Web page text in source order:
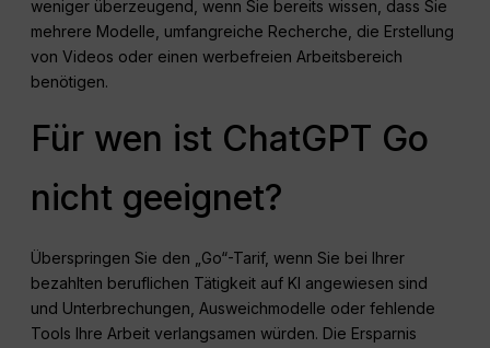
weniger überzeugend, wenn Sie bereits wissen, dass Sie
mehrere Modelle, umfangreiche Recherche, die Erstellung
von Videos oder einen werbefreien Arbeitsbereich
benötigen.
Für wen ist ChatGPT Go
nicht geeignet?
Überspringen Sie den „Go“-Tarif, wenn Sie bei Ihrer
bezahlten beruflichen Tätigkeit auf KI angewiesen sind
und Unterbrechungen, Ausweichmodelle oder fehlende
Tools Ihre Arbeit verlangsamen würden. Die Ersparnis